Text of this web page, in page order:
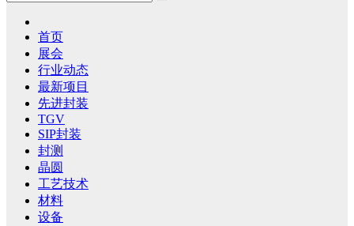
首页
展会
行业动态
最新项目
先进封装
TGV
SIP封装
封测
晶圆
工艺技术
材料
设备